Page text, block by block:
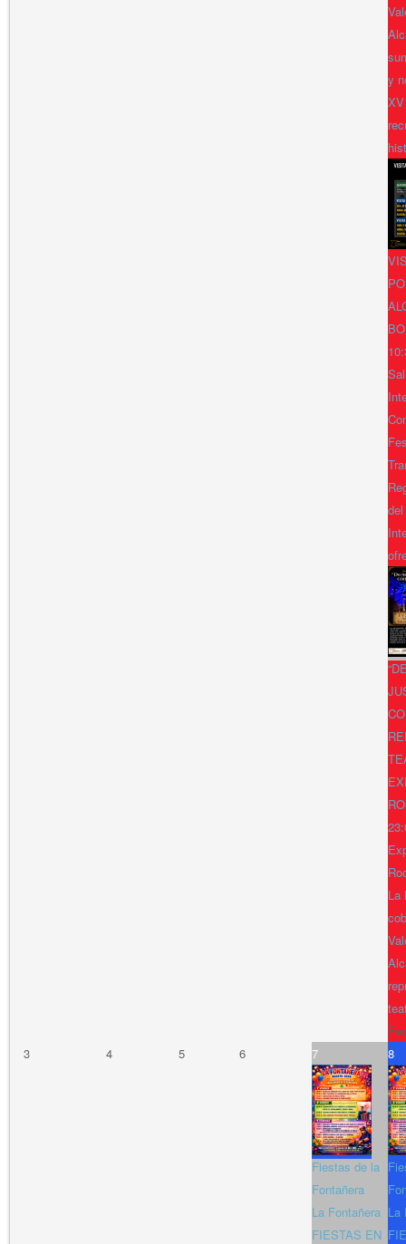
y
La
3
4 5 6 7
Fiestas de la
Fontañera
La Fontañera
FIESTAS EN
8
La